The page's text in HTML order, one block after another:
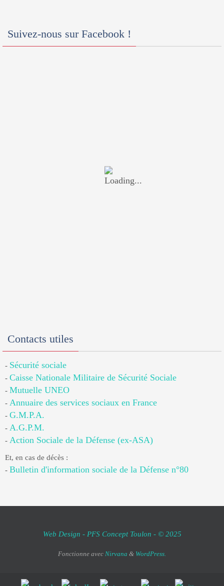
Suivez-nous sur Facebook !
Contacts utiles
- Sécurité sociale
- Caisse Nationale Militaire de Sécurité Sociale
- Mutuelle UNEO
- Annuaire des services sociaux en France
- G.M.P.A.
- A.G.P.M.
- Action Sociale de la Défense (ex-ASA)
Et, en cas de décès :
- Bulletin d'information sociale de la Défense n°80
Web Design - PFS Concept Toulon - © 2025
Fonctionne avec Nirvana & WordPress.